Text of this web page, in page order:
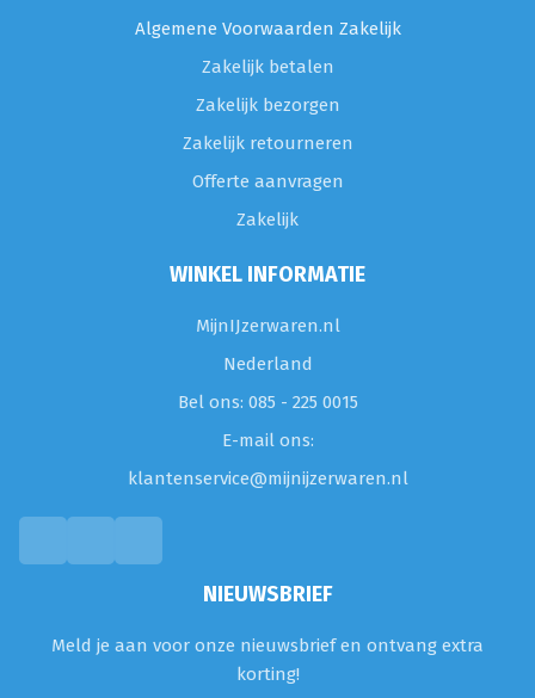
Algemene Voorwaarden Zakelijk
Zakelijk betalen
Zakelijk bezorgen
Zakelijk retourneren
Offerte aanvragen
Zakelijk
WINKEL INFORMATIE
MijnIJzerwaren.nl
Nederland
Bel ons: 085 - 225 0015
E-mail ons:
klantenservice@mijnijzerwaren.nl
NIEUWSBRIEF
Meld je aan voor onze nieuwsbrief en ontvang extra
korting!